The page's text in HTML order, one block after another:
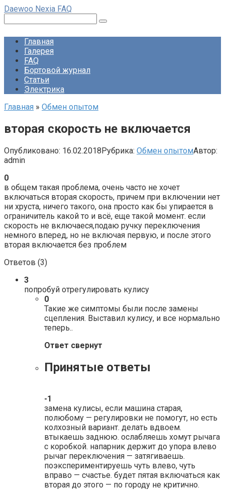
Перейти
контенту
Daewoo Nexia FAQ
Главная
Галерея
FAQ
Бортовой журнал
Статьи
Электрика
Главная » Обмен опытом
вторая скорость не включается
Опубликовано: 16.02.2018Рубрика: Обмен опытомАвтор:
admin
0
в общем такая проблема, очень часто не хочет
включаться вторая скорость, причем при включении нет
ни хруста, ничего такого, она просто как бы упирается в
ограничитель какой то и всё, еще такой момент. если
скорость не включаеся,подаю ручку переключения
немного вперед, но не включая первую, и после этого
вторая включается без проблем
Ответов (3)
3
попробуй отрегулировать кулису
0
Такие же симптомы были после замены
сцепления. Выставил кулису, и все нормально
теперь..
Ответ свернут
Принятые ответы
-1
замена кулисы, если машина старая,
полюбому — регулировки не помогут, но есть
колхозный вариант. делать вдвоем.
втыкаешь заднюю. ослабляешь хомут рычага
с коробкой. напарник держит до упора влево
рычаг переключения — затягиваешь.
поэкспериментируешь чуть влево, чуть
вправо — счастье. будет пятая включаться как
вторая до этого — по городу не критично.